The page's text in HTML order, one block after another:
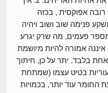
אפוקסית , בכזה
פנימה שוב ושוב ויהיה
מספר פעמים, מה שרק יגרע
אמורה להיות מיושמת
בלבד. יתר על כן, חיתוך
בטיט עצמו (שמתחת
החומר עוד יותר, בכמויות